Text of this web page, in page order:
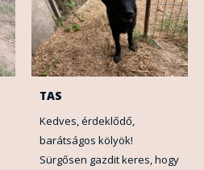
TAS
Kedves, érdeklődő,
barátságos kölyök!
Sürgősen gazdit keres, hogy